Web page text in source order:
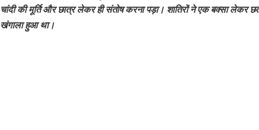
चांदी की मूर्ति और छात्र लेकर ही संतोष करना पड़ा। शातिरों ने एक बक्सा लेकर
खंगाला हुआ था।